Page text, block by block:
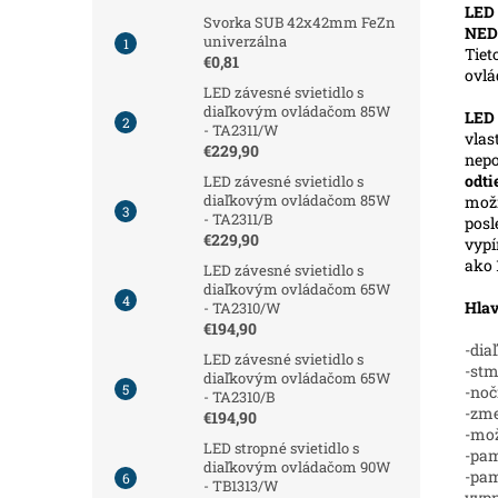
Svorka SUB 42x42mm FeZn
univerzálna
€0,81
LED závesné svietidlo s
diaľkovým ovládačom 85W
- TA2311/W
€229,90
LED závesné svietidlo s
diaľkovým ovládačom 85W
- TA2311/B
€229,90
LED závesné svietidlo s
diaľkovým ovládačom 65W
- TA2310/W
€194,90
LED závesné svietidlo s
diaľkovým ovládačom 65W
- TA2310/B
€194,90
LED stropné svietidlo s
diaľkovým ovládačom 90W
- TB1313/W
LED
ako
-
-
-
-
-
-
-